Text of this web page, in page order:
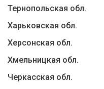
Тернопольская обл.
Харьковская обл.
Херсонская обл.
Хмельницкая обл.
Черкасская обл.